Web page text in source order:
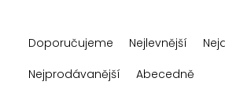
aDoporučujeme Nejlevnější
Nejprodávanější
Abecedně